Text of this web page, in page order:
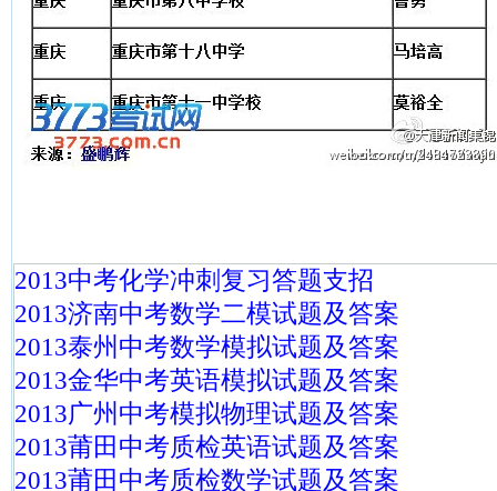
2013中考化学冲刺复习答题支招
2013济南中考数学二模试题及答案
2013泰州中考数学模拟试题及答案
2013金华中考英语模拟试题及答案
2013广州中考模拟物理试题及答案
2013莆田中考质检英语试题及答案
2013莆田中考质检数学试题及答案